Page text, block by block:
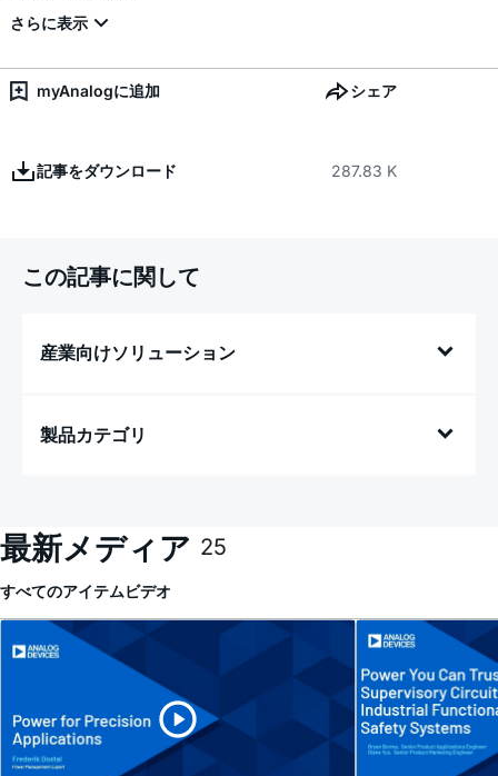
myAnalogに追加 シェア
記事をダウンロード 287.83 K
この記事に関して
産業向けソリューション
製品カテゴリ
最新メディア 25
すべてのアイテムビデオ